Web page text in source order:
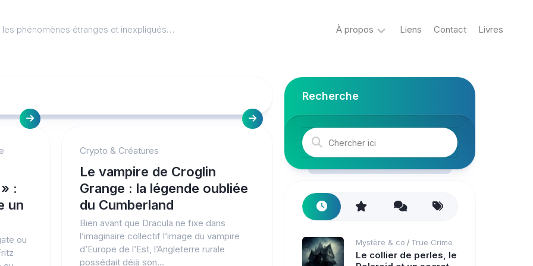
les phénomènes étranges et inexpliqués… À propos
&
Créatures
ovni
Mystère
conspiracy
True
Liens Contact Livres
:
un
ou
Crypto & Créatures
Le vampire de Croglin
Grange : la légende oubliée
du Cumberland
Bien avant que Dracula ne fixe dans
l’imaginaire collectif l’image du vampire
d’Europe de l’Est, l’Angleterre rurale
possédait déjà son...
Recherche
Mystère & co / True Crime
Le collier de perles, le